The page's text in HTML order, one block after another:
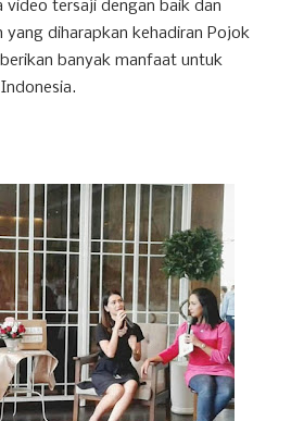
video tersaji dengan baik dan
yang diharapkan kehadiran Pojok
banyak manfaat untuk